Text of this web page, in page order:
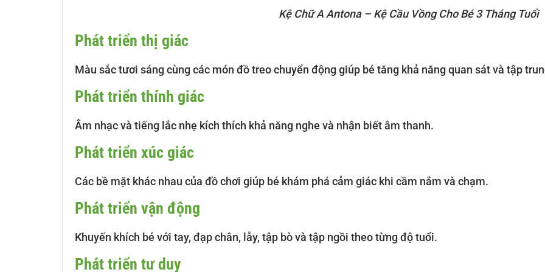
Kệ Chữ A Antona – Kệ Cầu Vồng Cho Bé 3 Tháng Tuổi
Phát triển thị giác
Màu sắc tươi sáng cùng các món đồ treo chuyển động giúp bé tăng khả năng quan sát và tập
Phát triển thính giác
Âm nhạc và tiếng lắc nhẹ kích thích khả năng nghe và nhận biết âm thanh.
Phát triển xúc giác
Các bề mặt khác nhau của đồ chơi giúp bé khám phá cảm giác khi cầm nắm và chạm.
Phát triển vận động
Khuyến khích bé với tay, đạp chân, lẫy, tập bò và tập ngồi theo từng độ tuổi.
Phát triển tư duy